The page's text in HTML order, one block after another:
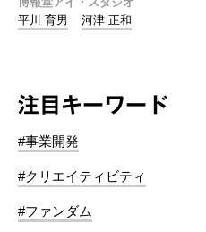
平川 育男
河津 正和
注目キーワード
#事業開発
#クリエイティビティ
#ファンダム